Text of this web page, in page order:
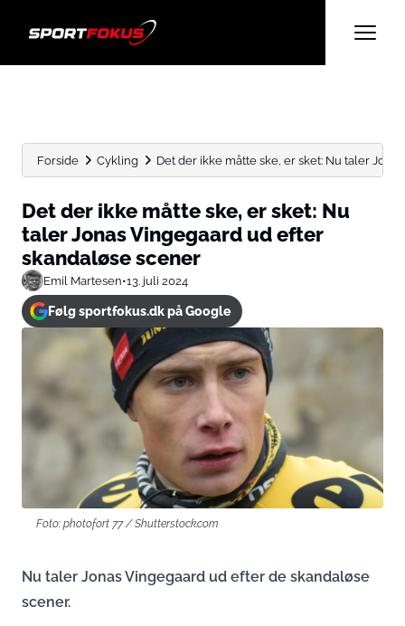
Forside Cykling Det der ikke måtte ske, er sket: Nu taler
Det der ikke måtte ske, er sket: Nu
taler Jonas Vingegaard ud efter
skandaløse scener
Emil Martesen•13. juli 2024
Følg sportfokus.dk på Google
Foto: photofort 77 / Shutterstock.com
Nu taler Jonas Vingegaard ud efter de skandaløse
scener.